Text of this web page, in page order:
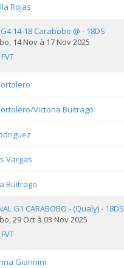
Rojas
14-18 Carabobo @ - 18DS
14 Nov à 17 Nov 2025
FVT
Victoria Buitrago
Vargas
Buitrago
G1 CARABOBO - (Qualy) - 18DS
29 Oct à 03 Nov 2025
FVT
Giannini